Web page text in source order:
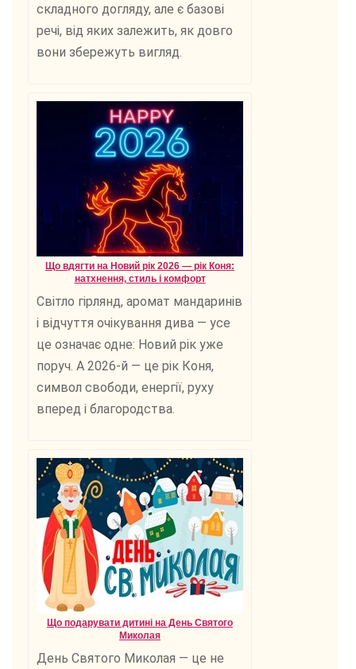
складного догляду, але є базові
речі, від яких залежить, як довго
вони збережуть вигляд.
Що вдягти на Новий рік 2026 — рік Коня:
натхнення, стиль і комфорт
Світло гірлянд, аромат мандаринів
і відчуття очікування дива — усе
це означає одне: Новий рік уже
поруч. А 2026-й — це рік Коня,
символ свободи, енергії, руху
вперед і благородства.
Що подарувати дитині на День Святого
Миколая
День Святого Миколая — це не